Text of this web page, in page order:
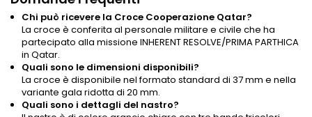
Chi può ricevere la Croce Cooperazione Qatar?
La croce è conferita al personale militare e civile che ha
partecipato alla missione INHERENT RESOLVE/PRIMA PARTHICA
in Qatar.
Quali sono le dimensioni disponibili?
La croce è disponibile nel formato standard di 37 mm e nella
variante gala ridotta di 20 mm.
Quali sono i dettagli del nastro?